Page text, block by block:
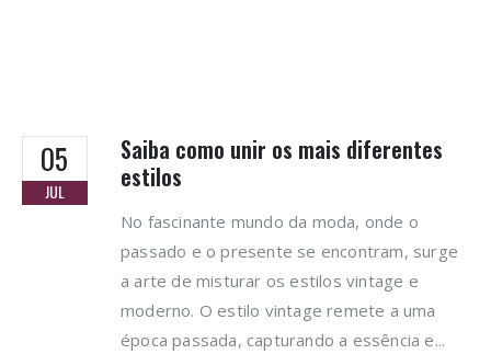
05
JUL
Saiba como unir os mais diferentes
estilos
No fascinante mundo da moda, onde o
passado e o presente se encontram, surge
a arte de misturar os estilos vintage e
moderno. O estilo vintage remete a uma
época passada, capturando a essência e...